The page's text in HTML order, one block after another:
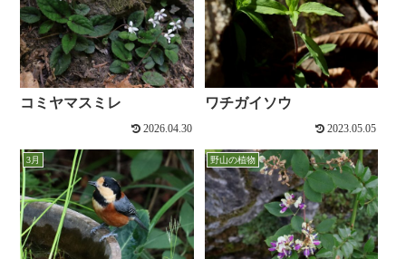
コミヤマスミレ
2026.04.30
ワチガイソウ
2023.05.05
3月 野山の植物